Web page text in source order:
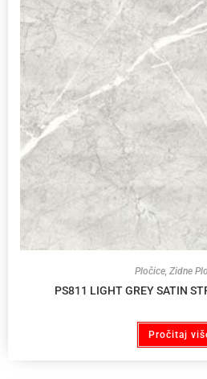
Pločice, Zidne
PS811 LIGHT GREY SATIN
Pročitaj